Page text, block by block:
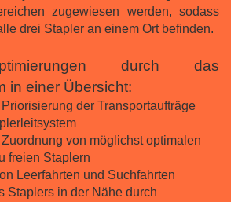
zugewiesen werden, sodass
drei Stapler an einem Ort befinden.
durch das
in einer Übersicht:
der Transportaufträge
von möglichst optimalen
freien Staplern
Leerfahrten und Suchfahrten
Staplers in der Nähe durch